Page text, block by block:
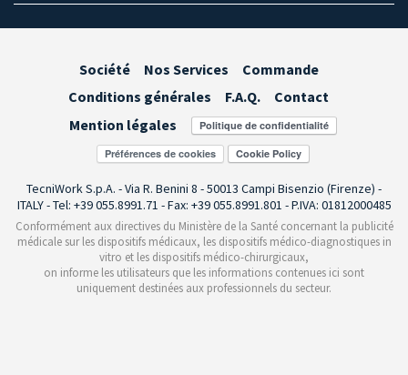
Société Nos Services
Commande
Conditions générales
F.A.Q.
Contact
Mention légales
Préférences de cookies
TecniWork S.p.A. - Via R. Benini 8 - 50013 Campi Bisenzio (Firenze) -
ITALY - Tel: +39 055.8991.71 - Fax: +39 055.8991.801 - P.IVA: 01812000485
Conformément aux directives du Ministère de la Santé concernant la publicité
médicale sur les dispositifs médicaux, les dispositifs médico-diagnostiques in
vitro et les dispositifs médico-chirurgicaux,
on informe les utilisateurs que les informations contenues ici sont
uniquement destinées aux professionnels du secteur.